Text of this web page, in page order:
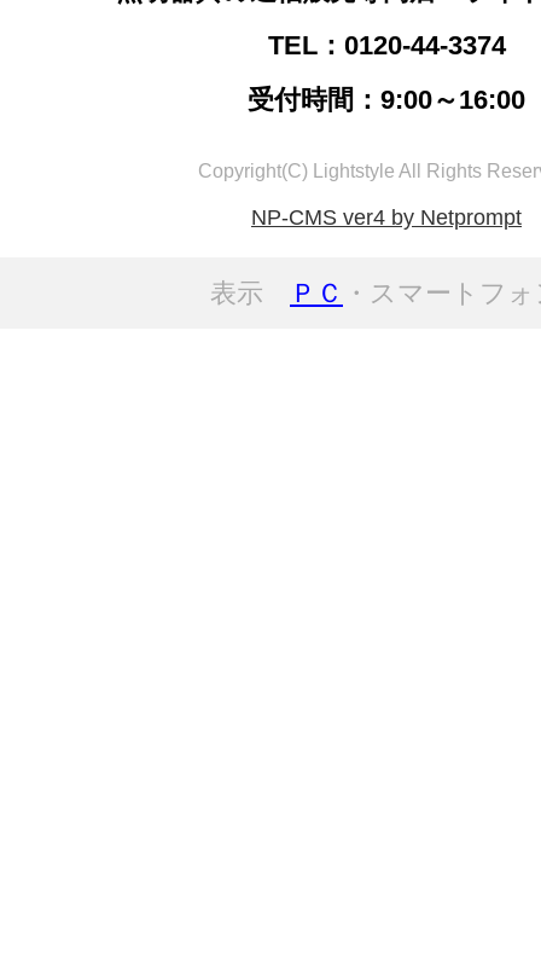
TEL：0120-44-3374
受付時間：9:00～16:00
Copyright(C) Lightstyle All Rights
NP-CMS ver4 by Netprompt
表示 ＰＣ ・スマートフ